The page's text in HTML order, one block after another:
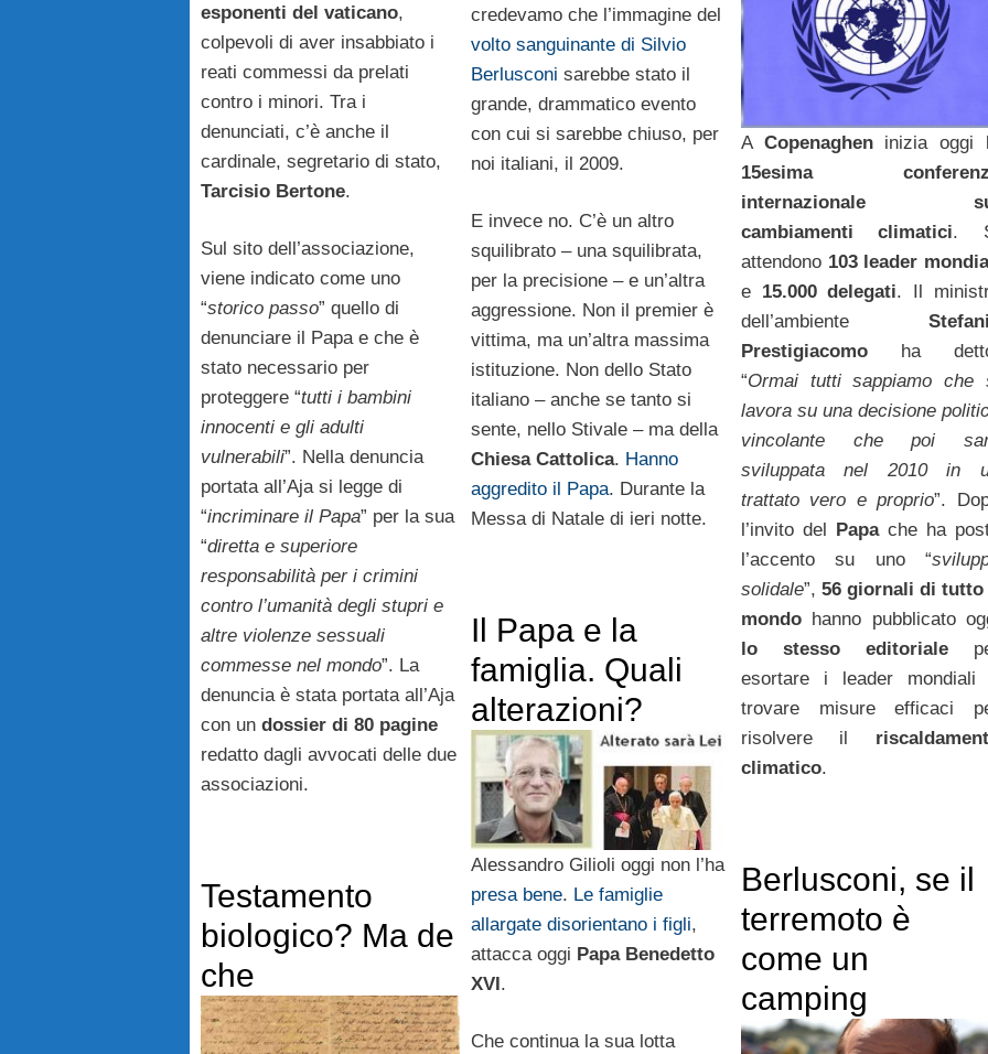
esponenti del vaticano,
colpevoli di aver insabbiato i
reati commessi da prelati
contro i minori. Tra i
denunciati, c’è anche il
cardinale, segretario di stato,
Tarcisio Bertone.
Sul sito dell’associazione,
viene indicato come uno
“storico passo” quello di
denunciare il Papa e che è
stato necessario per
proteggere “tutti i bambini
innocenti e gli adulti
vulnerabili”. Nella denuncia
portata all’Aja si legge di
“incriminare il Papa” per la sua
“diretta e superiore
responsabilità per i crimini
contro l’umanità degli stupri e
altre violenze sessuali
commesse nel mondo”. La
denuncia è stata portata all’Aja
con un dossier di 80 pagine
redatto dagli avvocati delle due
associazioni.
credevamo che l’immagine del
volto sanguinante di Silvio
Berlusconi sarebbe stato il
grande, drammatico evento
con cui si sarebbe chiuso, per
noi italiani, il 2009.
E invece no. C’è un altro
squilibrato – una squilibrata,
per la precisione – e un’altra
aggressione. Non il premier è
vittima, ma un’altra massima
istituzione. Non dello Stato
italiano – anche se tanto si
sente, nello Stivale – ma della
Chiesa Cattolica. Hanno
aggredito il Papa. Durante la
Messa di Natale di ieri notte.
A Copenagheninizia oggi
15esima
internazionale
cambiamenti climatici.
attendono 103 leader
e 15.000 delegati. Il
dell’ambiente
Prestigiacomoha
“Ormai tutti sappiamo che
lavora su una decisione
vincolante che poi
sviluppata nel 2010 in
trattato vero e proprio”.
l’invito del Papache ha
l’accento su uno “
solidale”, 56 giornali di
mondohanno pubblicato
lo stesso editoriale
esortare i leader mondiali
trovare misure efficaci
risolvere il
climatico.
Il Papa e la
famiglia. Quali
alterazioni?
Alessandro Gilioli oggi non l’ha
presa bene. Le famiglie
allargate disorientano i figli,
attacca oggi Papa Benedetto
XVI.
Che continua la sua lotta
Berlusconi, se il
terremoto è
come un
camping
Testamento
biologico? Ma de
che